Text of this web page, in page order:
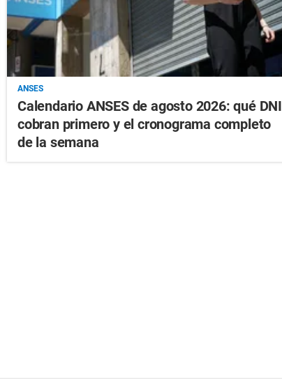
ANSES
Calendario ANSES de agosto 2026: qué DNI
cobran primero y el cronograma completo
de la semana